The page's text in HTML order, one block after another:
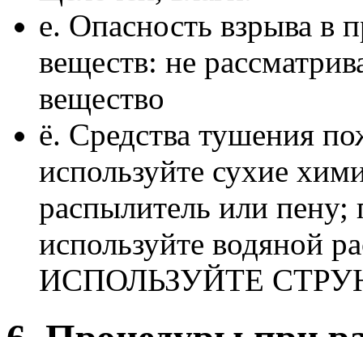
е. Опасность взрыва в
веществ: не
вещество
ё. Средства тушения
используйте сухие
распылитель или
используйте водяной
ИСПОЛЬЗУЙТЕ